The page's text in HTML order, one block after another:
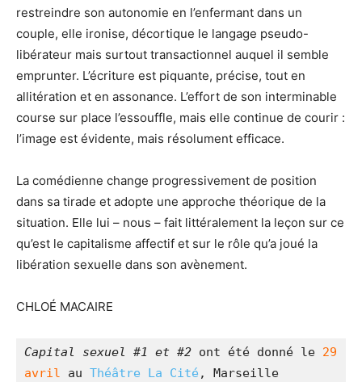
restreindre son autonomie en l’enfermant dans un
couple, elle ironise, décortique le langage pseudo-
libérateur mais surtout transactionnel auquel il semble
emprunter. L’écriture est piquante, précise, tout en
allitération et en assonance. L’effort de son interminable
course sur place l’essouffle, mais elle continue de courir :
l’image est évidente, mais résolument efficace.
La comédienne change progressivement de position
dans sa tirade et adopte une approche théorique de la
situation. Elle lui – nous – fait littéralement la leçon sur ce
qu’est le capitalisme affectif et sur le rôle qu’a joué la
libération sexuelle dans son avènement.
CHLOÉ MACAIRE
Capital sexuel #1 et #2 ont été donné le 29
avril au Théâtre La Cité , Marseille